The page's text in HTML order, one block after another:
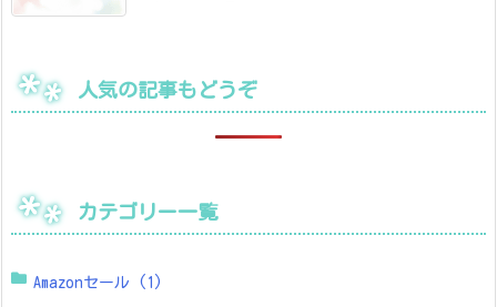
人気の記事もどうぞ
カテゴリー一覧
Amazonセール (1)